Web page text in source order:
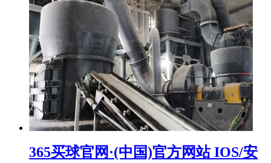
365买球官网·(中国)官方网站 IOS/安